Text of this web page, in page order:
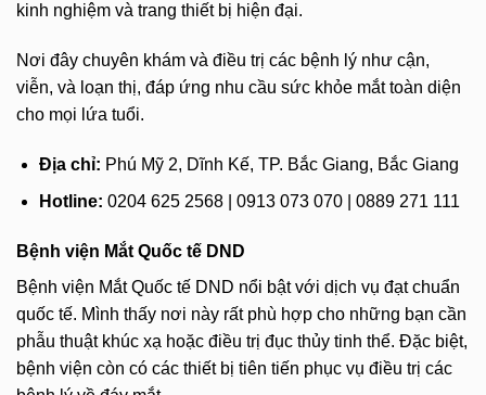
kinh nghiệm và trang thiết bị hiện đại.
Nơi đây chuyên khám và điều trị các bệnh lý như cận,
viễn, và loạn thị, đáp ứng nhu cầu sức khỏe mắt toàn diện
cho mọi lứa tuổi.
Địa chỉ: Phú Mỹ 2, Dĩnh Kế, TP. Bắc Giang, Bắc Giang
Hotline: 0204 625 2568 | 0913 073 070 | 0889 271 111
Bệnh viện Mắt Quốc tế DND
Bệnh viện Mắt Quốc tế DND nổi bật với dịch vụ đạt chuẩn
quốc tế. Mình thấy nơi này rất phù hợp cho những bạn cần
phẫu thuật khúc xạ hoặc điều trị đục thủy tinh thể. Đặc biệt,
bệnh viện còn có các thiết bị tiên tiến phục vụ điều trị các